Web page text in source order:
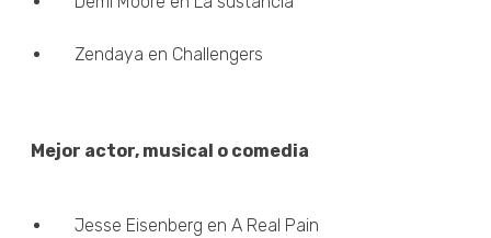
Zendaya en Challengers
Mejor actor, musical o comedia
Jesse Eisenberg en A Real Pain